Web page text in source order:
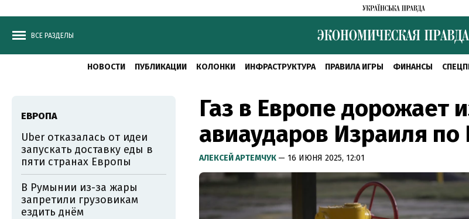
ВСЕ РАЗДЕЛЫ
НОВОСТИ ПУБЛИКАЦИИ КОЛОНКИ ИНФРАСТРУКТУРА ПРАВИЛА ИГРЫ ФИНАНСЫ
Газ в Европе дорожает
авиаударов Израиля по
АЛЕКСЕЙ АРТЕМЧУК — 16 ИЮНЯ 2025, 12:01
ЕВРОПА
Uber отказалась от идеи
запускать доставку еды в
пяти странах Европы
В Румынии из-за жары
запретили грузовикам
ездить днём